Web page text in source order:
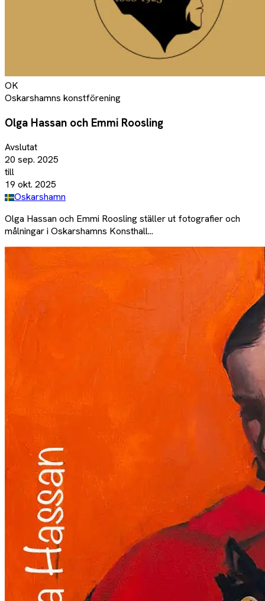
OK
Oskarshamns konstförening
Olga Hassan och Emmi Roosling
Avslutat
20 sep. 2025
till
19 okt. 2025
Oskarshamn
Olga Hassan och Emmi Roosling ställer ut fotografier och
målningar i Oskarshamns Konsthall...